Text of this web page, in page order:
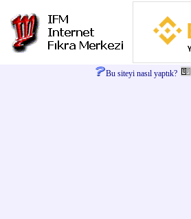
Bu siteyi nasıl yaptık?